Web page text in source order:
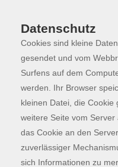
Skip to main content
Programm
Der Kurs konnte
Datenschutz
Cookies sind kleine
gesendet und vom
Surfens auf dem
werden. Ihr Browser
kleinen Datei, die Cookie
weitere Seite vom
das Cookie an den
zuverlässiger
sich Informationen zu